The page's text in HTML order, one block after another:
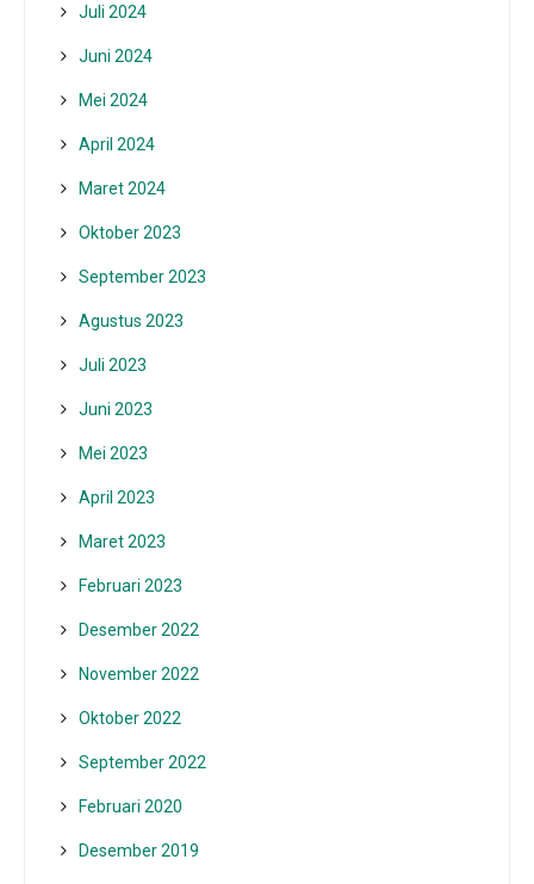
Juli 2024
Juni 2024
Mei 2024
April 2024
Maret 2024
Oktober 2023
September 2023
Agustus 2023
Juli 2023
Juni 2023
Mei 2023
April 2023
Maret 2023
Februari 2023
Desember 2022
November 2022
Oktober 2022
September 2022
Februari 2020
Desember 2019